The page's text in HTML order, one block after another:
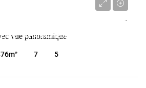
CHÂTEAUNEUF-GRASSE
vue panoramique
m² 7 5